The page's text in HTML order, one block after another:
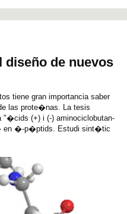
diseño de nuevos
tiene gran importancia saber
las prote�nas. La tesis
"�cids (+) i (-) aminociclobutan-
en �-p�ptids. Estudi sint�tic